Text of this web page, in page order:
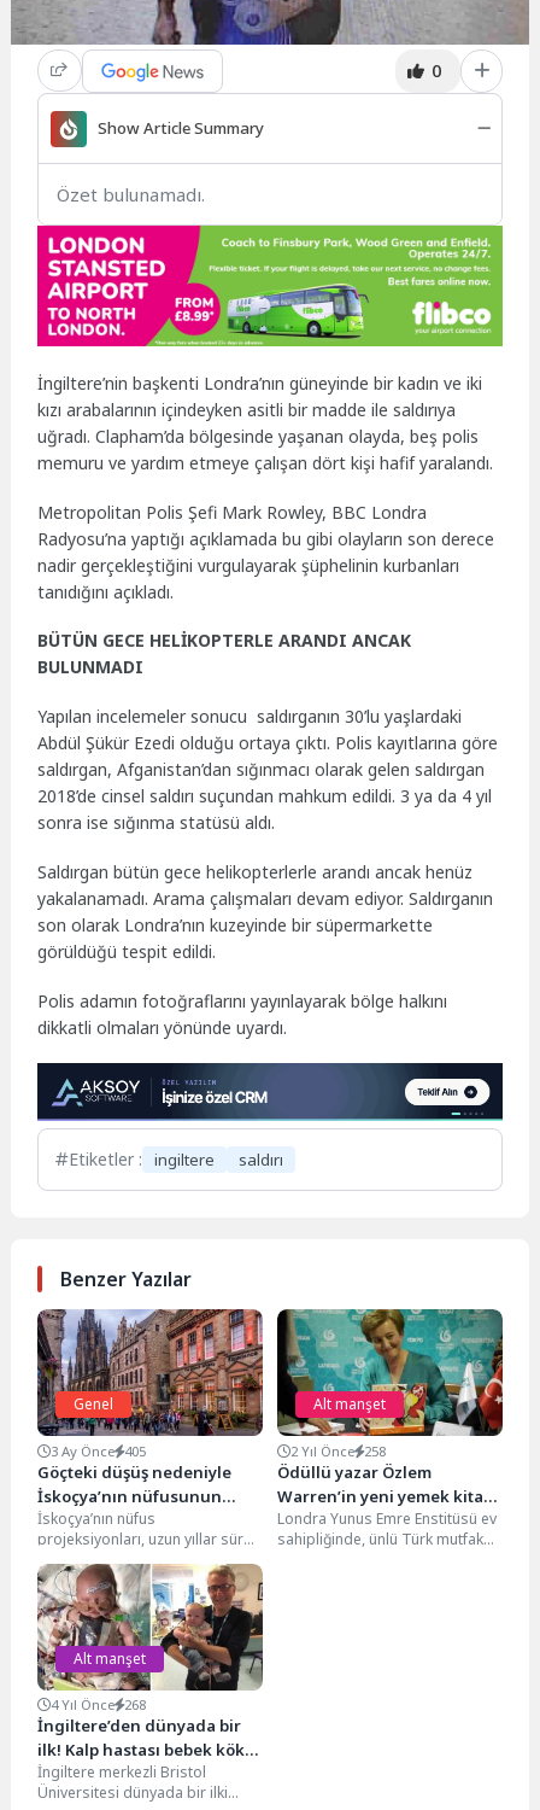
0
Show Article Summary
Özet bulunamadı.
İngiltere’nin başkenti Londra’nın güneyinde bir kadın ve iki
kızı arabalarının içindeyken asitli bir madde ile saldırıya
uğradı. Clapham’da bölgesinde yaşanan olayda, beş polis
memuru ve yardım etmeye çalışan dört kişi hafif yaralandı.
Metropolitan Polis Şefi Mark Rowley, BBC Londra
Radyosu’na yaptığı açıklamada bu gibi olayların son derece
nadir gerçekleştiğini vurgulayarak şüphelinin kurbanları
tanıdığını açıkladı.
BÜTÜN GECE HELİKOPTERLE ARANDI ANCAK
BULUNMADI
Yapılan incelemeler sonucu saldırganın 30’lu yaşlardaki
Abdül Şükür Ezedi olduğu ortaya çıktı. Polis kayıtlarına göre
saldırgan, Afganistan’dan sığınmacı olarak gelen saldırgan
2018’de cinsel saldırı suçundan mahkum edildi. 3 ya da 4 yıl
sonra ise sığınma statüsü aldı.
Saldırgan bütün gece helikopterlerle arandı ancak henüz
yakalanamadı. Arama çalışmaları devam ediyor. Saldırganın
son olarak Londra’nın kuzeyinde bir süpermarkette
görüldüğü tespit edildi.
Polis adamın fotoğraflarını yayınlayarak bölge halkını
dikkatli olmaları yönünde uyardı.
Etiketler : ingiltere saldırı
Benzer Yazılar
Genel
3 Ay Önce 405
Göçteki düşüş nedeniyle
İskoçya’nın nüfusunun
azalması bekleniyor
İskoçya’nın nüfus
projeksiyonları, uzun yıllar süren
artış trendinin sona
erebileceğine işaret ediyor.
National Records of...
Alt manşet
2 Yıl Önce 258
Ödüllü yazar Özlem
Warren’in yeni yemek kitabı
“SEBZE” tanıtıldı
Londra Yunus Emre Enstitüsü ev
sahipliğinde, ünlü Türk mutfak
Alt manşet
4 Yıl Önce 268
İngiltere’den dünyada bir
ilk! Kalp hastası bebek kök
hücreyle tedavi edildi
İngiltere merkezli Bristol
Üniversitesi dünyada bir ilki